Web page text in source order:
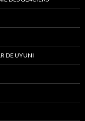
DE UYUNI